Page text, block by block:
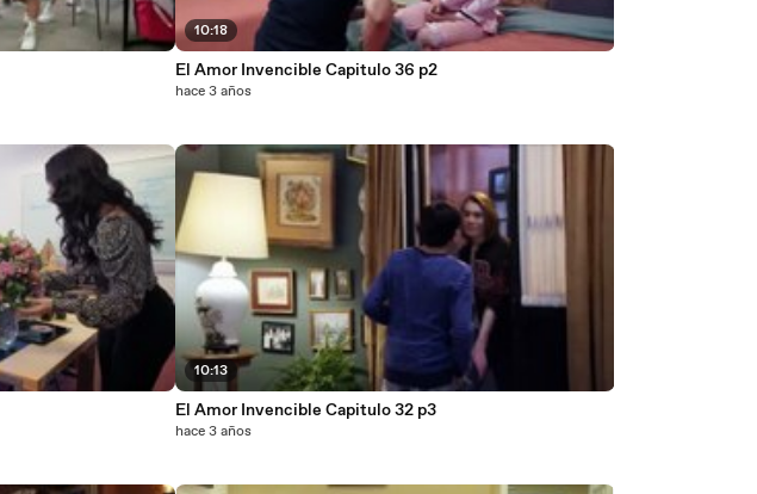
10:18
El Amor Invencible Capitulo 36 p2
hace 3 años
10:13
El Amor Invencible Capitulo 32 p3
hace 3 años